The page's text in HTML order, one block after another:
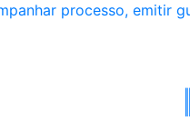
processo, emitir